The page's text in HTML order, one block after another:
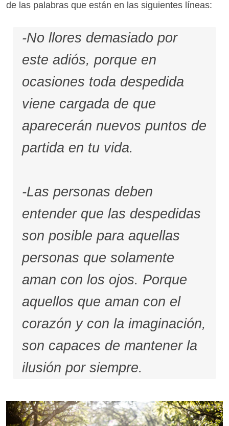
de las palabras que están en las siguientes líneas:
-No llores demasiado por
este adiós, porque en
ocasiones toda despedida
viene cargada de que
aparecerán nuevos puntos de
partida en tu vida.
-Las personas deben
entender que las despedidas
son posible para aquellas
personas que solamente
aman con los ojos. Porque
aquellos que aman con el
corazón y con la imaginación,
son capaces de mantener la
ilusión por siempre.